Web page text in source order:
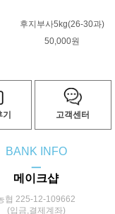
후지부사5kg(26-30과)
50,000원
고객센터
BANK INFO
ㅡ
메이크샵
협 225-12-109662
(입금,결제계좌)